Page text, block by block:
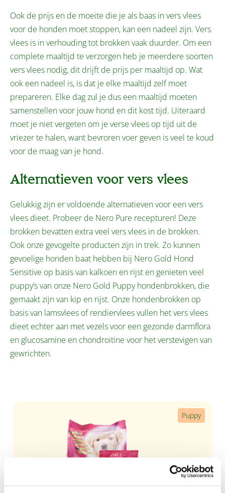
Ook de prijs en de moeite die je als baas in vers vlees
voor de honden moet stoppen, kan een nadeel zijn. Vers
vlees is in verhouding tot brokken vaak duurder. Om een
complete maaltijd te verzorgen heb je meerdere soorten
vers vlees nodig, dit drijft de prijs per maaltijd op. Wat
ook een nadeel is, is dat je elke maaltijd zelf moet
prepareren. Elke dag zul je dus een maaltijd moeten
samenstellen voor jouw hond en dit kost tijd. Uiteraard
moet je niet vergeten om je verse vlees op tijd uit de
vriezer te halen, want bevroren voer geven is veel te koud
voor de maag van je hond.
Alternatieven voor vers vlees
Gelukkig zijn er voldoende alternatieven voor een vers
vlees dieet. Probeer de Nero Pure recepturen! Deze
brokken bevatten extra veel vers vlees in de brokken.
Ook onze gevogelte producten zijn in trek. Zo kunnen
gevoelige honden baat hebben bij Nero Gold Hond
Sensitive op basis van kalkoen en rijst en genieten veel
puppy’s van onze Nero Gold Puppy hondenbrokken, die
gemaakt zijn van kip en rijst. Onze hondenbrokken op
basis van lamsvlees of rendiervlees vullen het vers vlees
dieet echter aan met vezels voor een gezonde darmflora
en glucosamine en chondroitine voor het verstevigen van
gewrichten.
Puppy